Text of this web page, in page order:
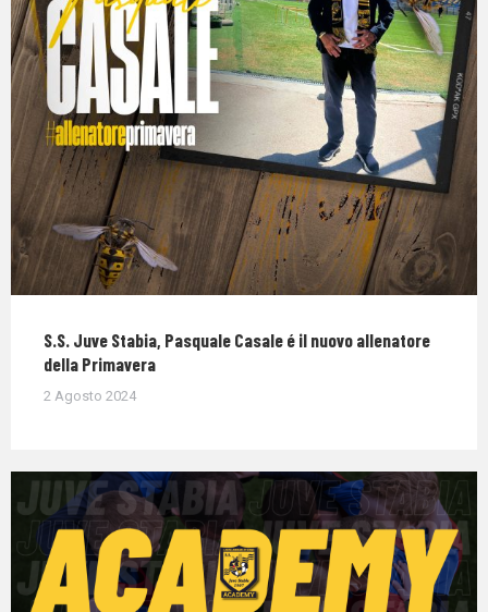
S.S. Juve Stabia, Pasquale Casale é il nuovo allenatore
della Primavera
2 Agosto 2024